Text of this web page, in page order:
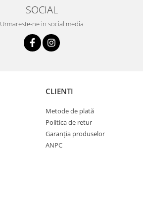
SOCIAL
Urmareste-ne in social media
CLIENTI
Metode de plată
Politica de retur
Garanția produselor
ANPC